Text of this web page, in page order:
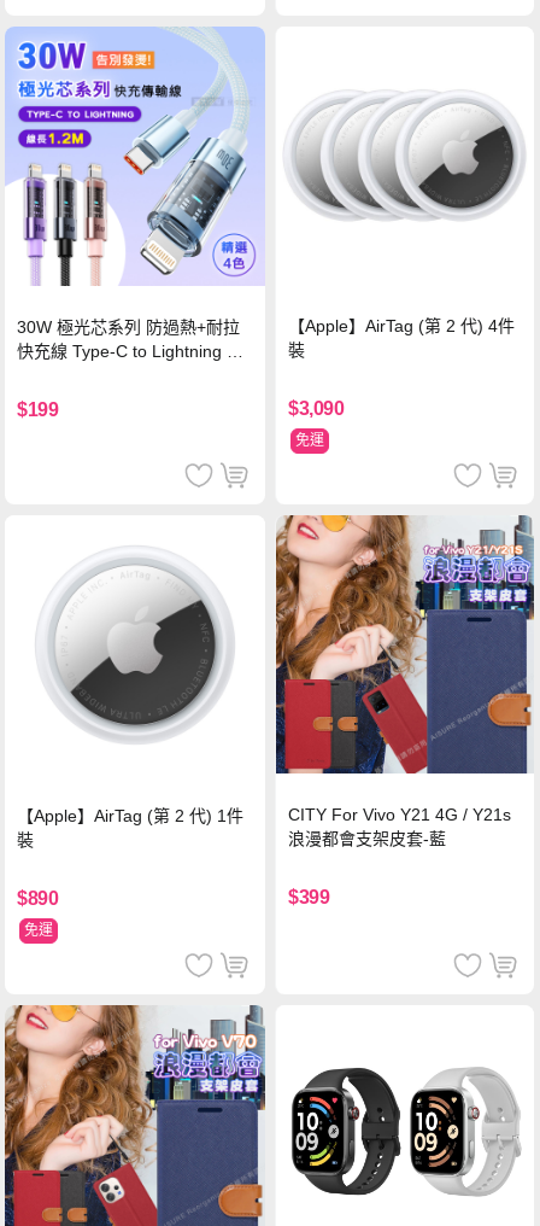
30W 極光芯系列 防過熱+耐拉
快充線 Type-C to Lightning 傳
$199
【Apple】AirTag (第 2 代) 4件
裝
$3,090
免運
【Apple】AirTag (第 2 代) 1件
裝
$890
免運
CITY For Vivo Y21 4G / Y21s
浪漫都會支架皮套-藍
$399